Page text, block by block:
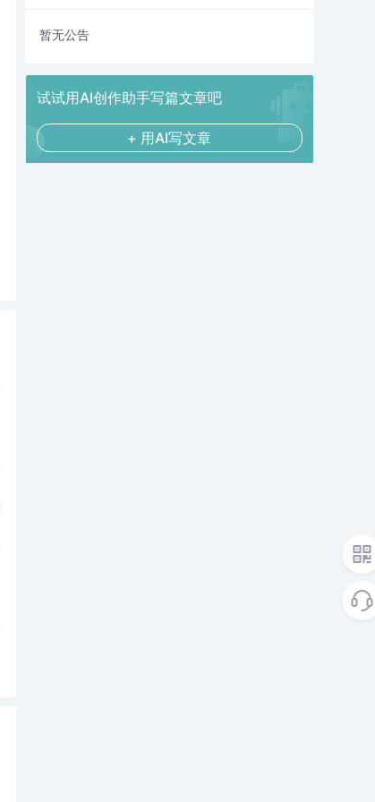
暂无公告
试试用AI创作助手写篇文章吧
+ 用AI写文章